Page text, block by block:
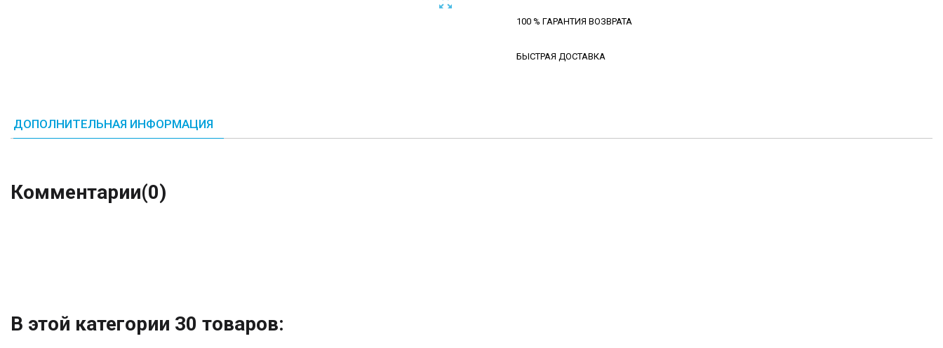
100 % ГАРАНТИЯ ВОЗВРАТА
БЫСТРАЯ ДОСТАВКА
ДОПОЛНИТЕЛЬНАЯ ИНФОРМАЦИЯ
Комментарии(0)
В этой категории 30 товаров: